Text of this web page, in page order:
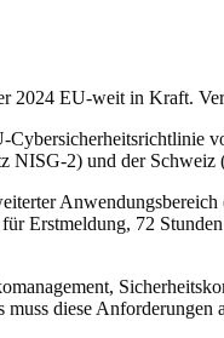
2024 EU-weit in Kraft.
NISG-2) und der
Erstmeldung, 72
muss diese